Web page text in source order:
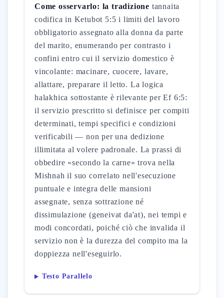
Come osservarlo: la tradizione tannaita
codifica in Ketubot 5:5 i limiti del lavoro
obbligatorio assegnato alla donna da parte
del marito, enumerando per contrasto i
confini entro cui il servizio domestico è
vincolante: macinare, cuocere, lavare,
allattare, preparare il letto. La logica
halakhica sottostante è rilevante per Ef 6:5:
il servizio prescritto si definisce per compiti
determinati, tempi specifici e condizioni
verificabili — non per una dedizione
illimitata al volere padronale. La prassi di
obbedire «secondo la carne» trova nella
Mishnah il suo correlato nell'esecuzione
puntuale e integra delle mansioni
assegnate, senza sottrazione né
dissimulazione (geneivat da'at), nei tempi e
modi concordati, poiché ciò che invalida il
servizio non è la durezza del compito ma la
doppiezza nell'eseguirlo.
Testo Parallelo